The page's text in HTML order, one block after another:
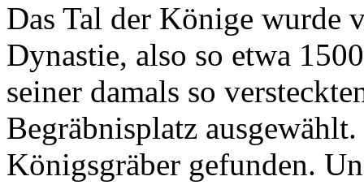
Das Tal der Könige wurde
Dynastie, also so etwa
seiner damals so
Begräbnisplatz
Königsgräber gefunden.